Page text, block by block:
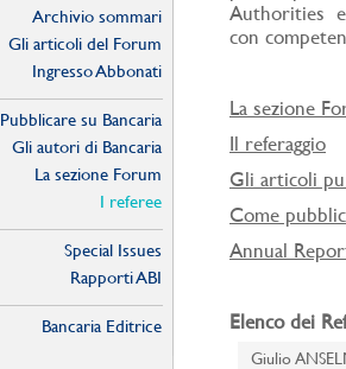
Archivio sommari
Gli articoli del Forum
Ingresso Abbonati
Pubblicare su Bancaria
Gli autori di Bancaria
La sezione Forum
I referee
Special Issues
Rapporti ABI
Bancaria Editrice
Authorities
con
La sezione
Il referaggio
Gli articoli
Come
Annual
Elenco dei
Giulio